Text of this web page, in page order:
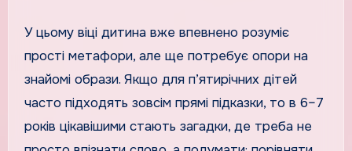
У цьому віці дитина вже впевнено розуміє
прості метафори, але ще потребує опори на
знайомі образи. Якщо для п’ятирічних дітей
часто підходять зовсім прямі підказки, то в 6–7
років цікавішими стають загадки, де треба не